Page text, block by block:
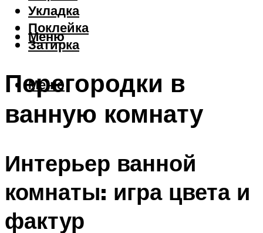
Укладка
Поклейка
Затирка
Меню
Меню
Перегородки в
ванную комнату
Интерьер ванной
комнаты: игра цвета и
фактур